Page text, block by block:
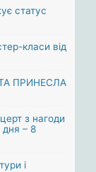
статус
класи від
ПРИНЕСЛА
з нагоди
дня – 8
і